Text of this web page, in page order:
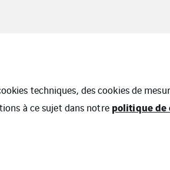
techniques, des cookies de
à ce sujet dans notre politique de